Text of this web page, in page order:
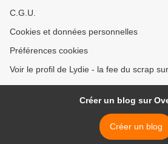
C.G.U.
Cookies et données personnelles
Préférences cookies
Voir le profil de Lydie - la fee du scrap
Créer un blog sur
Créer un blog